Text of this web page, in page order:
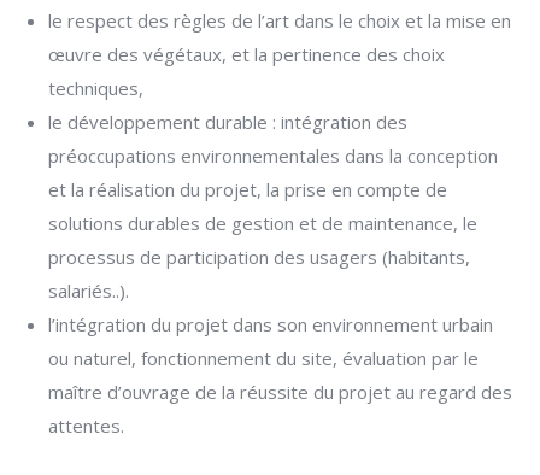
le respect des règles de l’art dans le choix et la mise en
œuvre des végétaux, et la pertinence des choix
techniques,
le développement durable : intégration des
préoccupations environnementales dans la conception
et la réalisation du projet, la prise en compte de
solutions durables de gestion et de maintenance, le
processus de participation des usagers (habitants,
salariés..).
l’intégration du projet dans son environnement urbain
ou naturel, fonctionnement du site, évaluation par le
maître d’ouvrage de la réussite du projet au regard des
attentes.